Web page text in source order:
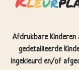
Afdrukbare
gedetailleerde
ingekleurd en/of